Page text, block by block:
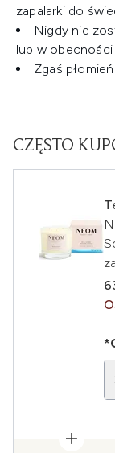
zapalarki do
Nigdy nie
lub w obecności
Zgaś
CZĘSTO